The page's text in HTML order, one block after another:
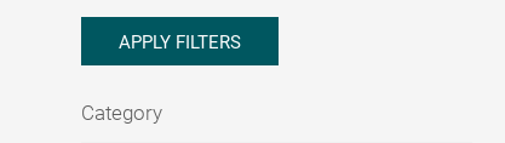
APPLY FILTERS
Category